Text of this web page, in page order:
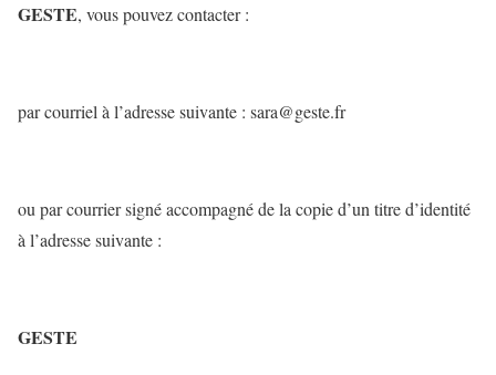
GESTE, vous pouvez contacter :
par courriel à l’adresse suivante : sara@geste.fr
ou par courrier signé accompagné de la copie d’un titre d’identité
à l’adresse suivante :
GESTE